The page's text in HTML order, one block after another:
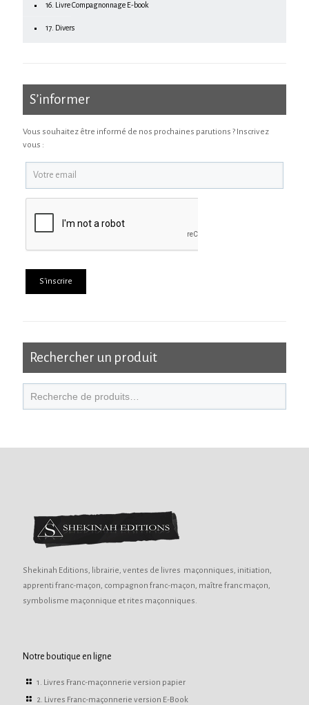
16. Livre Compagnonnage E-book
17. Divers
S’informer
Vous souhaitez être informé de nos prochaines parutions ? Inscrivez
vous :
Rechercher un produit
Shekinah Editions, librairie, ventes de livres maçonniques, initiation,
apprenti franc-maçon, compagnon franc-maçon, maître franc maçon,
symbolisme maçonnique et rites maçonniques.
Notre boutique en ligne
1. Livres Franc-maçonnerie version papier
2. Livres Franc-maçonnerie version E-Book